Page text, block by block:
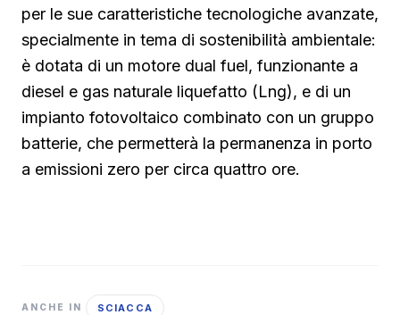
per le sue caratteristiche tecnologiche avanzate,
specialmente in tema di sostenibilità ambientale:
è dotata di un motore dual fuel, funzionante a
diesel e gas naturale liquefatto (Lng), e di un
impianto fotovoltaico combinato con un gruppo
batterie, che permetterà la permanenza in porto
a emissioni zero per circa quattro ore.
ANCHE IN SCIACCA